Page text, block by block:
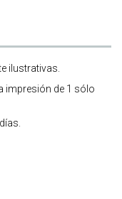
ilustrativas.
impresión de 1 sólo